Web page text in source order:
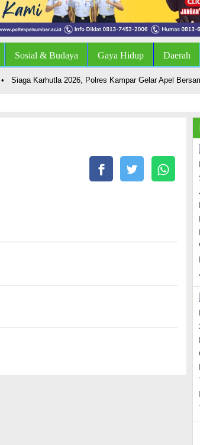
Sosial & Budaya Gaya Hidup Daerah
Siaga Karhutla 2026, Polres Kampar Gelar Apel Bersama